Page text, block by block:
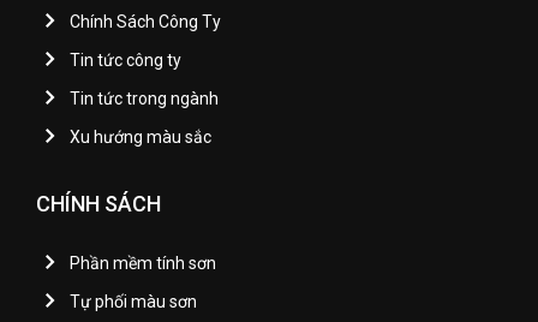
Chính Sách Công Ty
Tin tức công ty
Tin tức trong ngành
Xu hướng màu sắc
CHÍNH SÁCH
Phần mềm tính sơn
Tự phối màu sơn